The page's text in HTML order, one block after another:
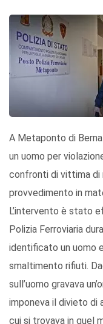
A Metaponto di
un uomo per
confronti di vittima di
provvedimento in
L’intervento è stato
Polizia Ferroviaria
identificato un uomo e
smaltimento rifiuti.
sull’uomo gravava
imponeva il divieto di
cui si trovava in quel